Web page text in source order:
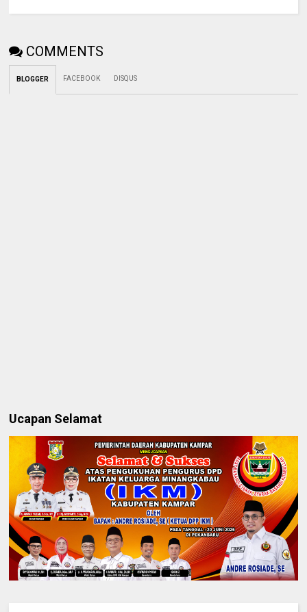
COMMENTS
BLOGGER FACEBOOK DISQUS
Ucapan Selamat